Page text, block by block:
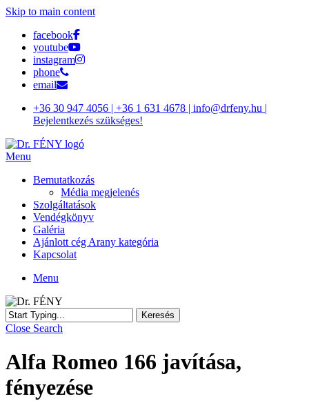
Skip to main content
facebook
youtube
instagram
phone
email
+36 30 947 4056 | +36 1 631 4678 | info@drfeny.hu |
Bejelentkezés szükséges!
Menu
Bemutatkozás
Média megjelenés
Szolgáltatások
Vendégkönyv
Galéria
Ajánlott cég Arany kategória
Kapcsolat
Menu
Keresés
Close Search
Alfa Romeo 166 javítása,
fényezése